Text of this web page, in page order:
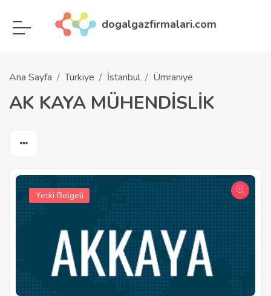
dogalgazfirmalari.com
Ana Sayfa Türkiye İstanbul Ümraniye
AK KAYA MÜHENDİSLİK
Yetki Belgeli